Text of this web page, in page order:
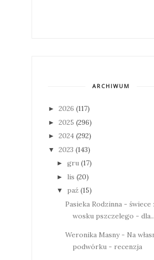
ARCHIWUM
► 2026 (117)
► 2025 (296)
► 2024 (292)
▼ 2023 (143)
► gru (17)
► lis (20)
▼ paź (15)
Pasieka Rodzinna - świece
wosku pszczelego - dla...
Weronika Masny - Na
podwórku - recenzja